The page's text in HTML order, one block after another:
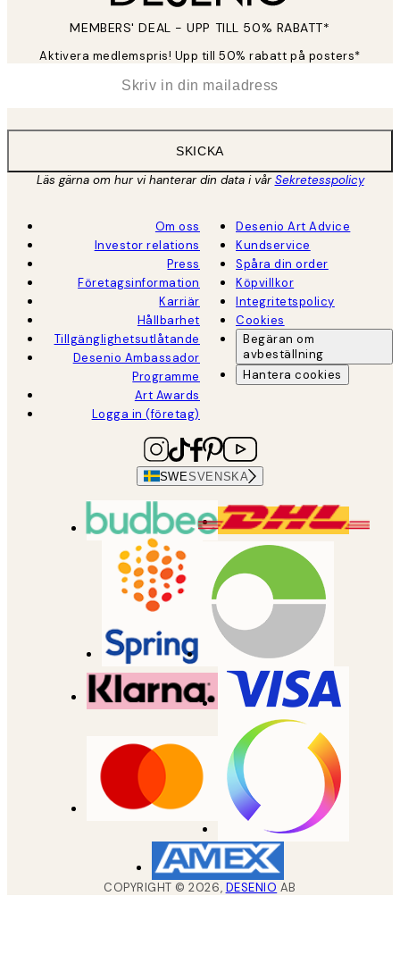
MEMBERS' DEAL - UPP TILL 50% RABATT*
Aktivera medlemspris! Upp till 50% rabatt på posters*
SKICKA
Läs gärna om hur vi hanterar din data i vårSekretesspolicy
Om oss
Investor relations
Press
Företagsinformation
Karriär
Hållbarhet
Tillgänglighetsutlåtande
Desenio Ambassador
Programme
Art Awards
Logga in (företag)
Desenio Art Advice
Kundservice
Spåra din order
Köpvillkor
Integritetspolicy
Cookies
Begäran om
avbeställning
Hantera cookies
SWESVENSKA
COPYRIGHT ©2026, DESENIO AB